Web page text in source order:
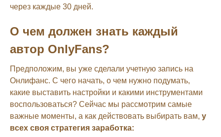
через каждые 30 дней.
О чем должен знать каждый
автор OnlyFans?
Предположим, вы уже сделали учетную запись на
Онлифанс. С чего начать, о чем нужно подумать,
какие выставить настройки и какими инструментами
воспользоваться? Сейчас мы рассмотрим самые
важные моменты, а как действовать выбирать вам, у
всех своя стратегия заработка: